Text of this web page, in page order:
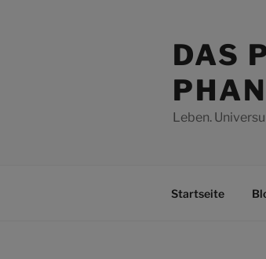
DAS
Leben.
Startseite